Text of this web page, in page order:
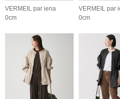
VERMEIL par iena
0cm
VERMEIL par
0cm